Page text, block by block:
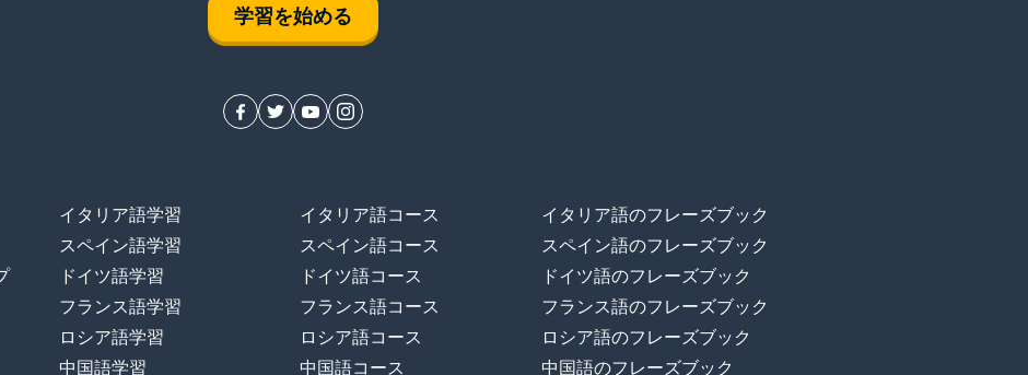
学習を始める
イタリア語学習
スペイン語学習
ドイツ語学習
フランス語学習
ロシア語学習
中国語学習
イタリア語コース
スペイン語コース
ドイツ語コース
フランス語コース
ロシア語コース
中国語コース
イタリア語のフレーズブック
スペイン語のフレーズブック
ドイツ語のフレーズブック
フランス語のフレーズブック
ロシア語のフレーズブック
中国語のフレーズブック